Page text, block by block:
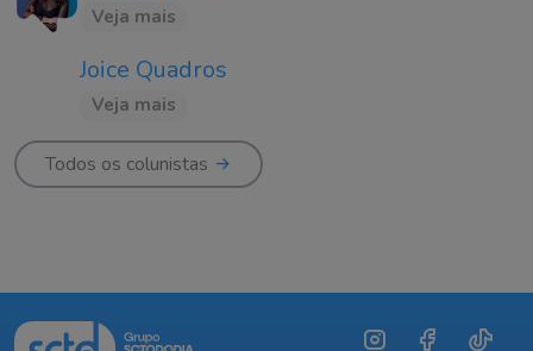
Veja mais
Joice Quadros
Veja mais
Todos os colunistas